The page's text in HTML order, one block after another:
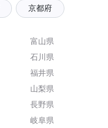
京都府
富山県
石川県
福井県
山梨県
長野県
岐阜県